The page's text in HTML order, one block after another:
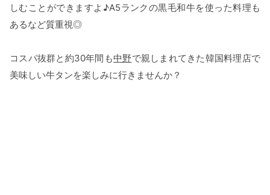
しむことができますよ♪A5ランクの黒毛和牛を使った料理も
あるなど質重視◎
コスパ抜群と約30年間も中野で親しまれてきた韓国料理店で
美味しい牛タンを楽しみに行きませんか？